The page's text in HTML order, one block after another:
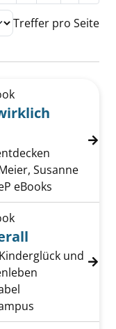
Treffer pro Seite
Susanne
eBooks
und